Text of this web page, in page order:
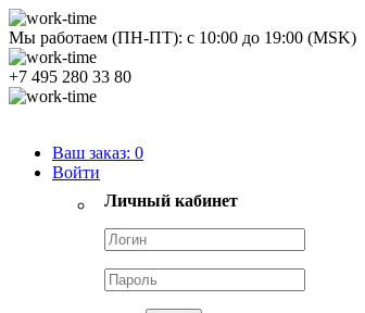
Мы работаем (ПН-ПТ): с 10:00 до 19:00 (MSK)
+7 495 280 33 80
Ваш заказ: 0
Войти
Личный кабинет